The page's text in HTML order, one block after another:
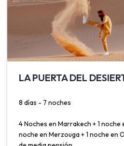
LA PUERTA DEL
8 días - 7 noches
4 Noches en Marrakech + 1 noche
noche en Merzouga + 1 noche en